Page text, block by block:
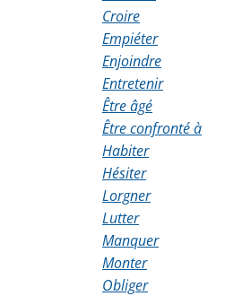
Croire
Empiéter
Enjoindre
Entretenir
Être âgé
Être confronté à
Habiter
Hésiter
Lorgner
Lutter
Manquer
Monter
Obliger